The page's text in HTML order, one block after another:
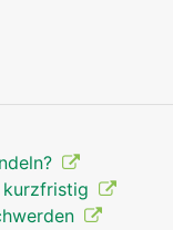
kurzfristig